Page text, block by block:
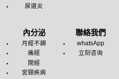
尿道炎
內分泌
月經不調
痛經
閉經
宮頸疾病
聯絡我們
whatsApp
立刻咨询